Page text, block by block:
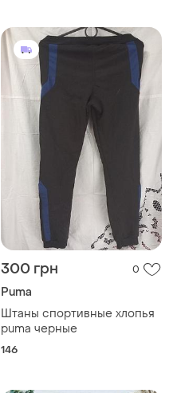
300 грн 0
Puma
Штаны спортивные хлопья
puma черные
146